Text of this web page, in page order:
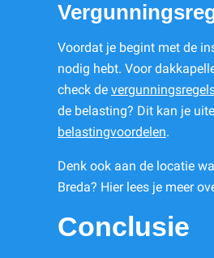
Voordat je begint met de
nodig hebt. Voor
check de
de belasting? Dit kan je
belastingvoordelen.
Denk ook aan de locatie
Breda? Hier lees je meer
Conclusie